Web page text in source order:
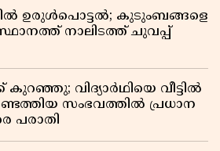
ഉരുൾപൊട്ടൽ; കുടുംബങ്ങളെ
നാലിടത്ത് ചുവപ്പ്
കുറഞ്ഞു; വിദ്യാർഥിയെ വീട്ടിൽ
സംഭവത്തിൽ പ്രധാന
പരാതി